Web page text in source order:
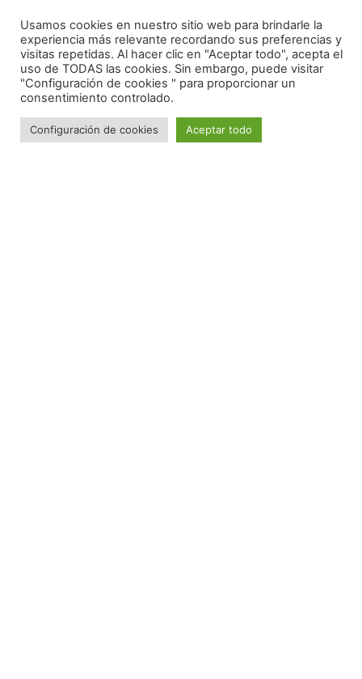
Usamos cookies en nuestro sitio web para brindarle la
experiencia más relevante recordando sus preferencias y
visitas repetidas. Al hacer clic en "Aceptar todo", acepta el
uso de TODAS las cookies. Sin embargo, puede visitar
"Configuración de cookies " para proporcionar un
consentimiento controlado.
Configuración de cookies Aceptar todo